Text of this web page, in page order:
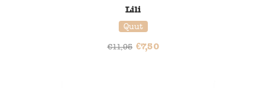
Lili
Quut
€11,95 €7,50